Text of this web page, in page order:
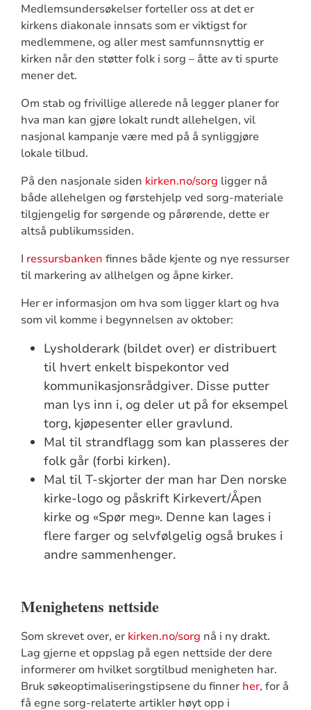
Medlemsundersøkelser forteller oss at det er
kirkens diakonale innsats som er viktigst for
medlemmene, og aller mest samfunnsnyttig er
kirken når den støtter folk i sorg – åtte av ti spurte
mener det.
Om stab og frivillige allerede nå legger planer for
hva man kan gjøre lokalt rundt allehelgen, vil
nasjonal kampanje være med på å synliggjøre
lokale tilbud.
På den nasjonale siden kirken.no/sorg ligger nå
både allehelgen og førstehjelp ved sorg-materiale
tilgjengelig for sørgende og pårørende, dette er
altså publikumssiden.
I ressursbanken finnes både kjente og nye ressurser
til markering av allhelgen og åpne kirker.
Her er informasjon om hva som ligger klart og hva
som vil komme i begynnelsen av oktober:
Lysholderark (bildet over) er distribuert
til hvert enkelt bispekontor ved
kommunikasjonsrådgiver. Disse putter
man lys inn i, og deler ut på for eksempel
torg, kjøpesenter eller gravlund.
Mal til strandflagg som kan plasseres der
folk går (forbi kirken).
Mal til T-skjorter der man har Den norske
kirke-logo og påskrift Kirkevert/Åpen
kirke og «Spør meg». Denne kan lages i
flere farger og selvfølgelig også brukes i
andre sammenhenger.
Menighetens nettside
Som skrevet over, er kirken.no/sorg nå i ny drakt.
Lag gjerne et oppslag på egen nettside der dere
informerer om hvilket sorgtilbud menigheten har.
Bruk søkeoptimaliseringstipsene du finner her, for å
få egne sorg-relaterte artikler høyt opp i